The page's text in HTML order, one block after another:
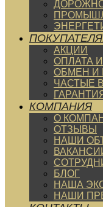
АКЦИИ
ОПЛАТА
ОБМЕН И
ЧАСТЫЕ
КОМПАНИЯ
О
ОТЗЫВЫ
НАШИ
БЛОГ
НАША
НАШИ